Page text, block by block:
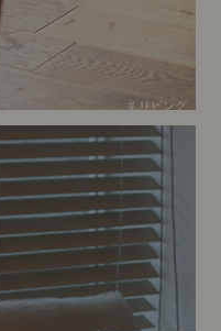
# リビング